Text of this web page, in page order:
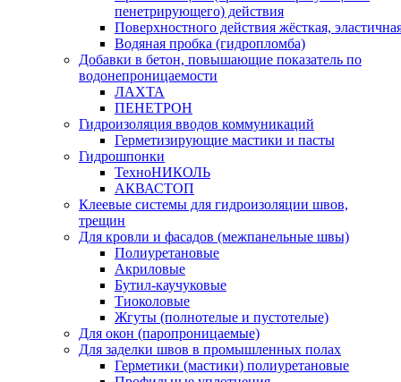
пенетрирующего) действия
Поверхностного действия жёсткая,
Водяная пробка (гидропломба)
Добавки в бетон, повышающие показатель по
водонепроницаемости
ЛАХТА
ПЕНЕТРОН
Гидроизоляция вводов коммуникаций
Герметизирующие мастики и пасты
Гидрошпонки
ТехноНИКОЛЬ
АКВАСТОП
Клеевые системы для гидроизоляции швов,
трещин
Для кровли и фасадов (межпанельные швы)
Полиуретановые
Акриловые
Бутил-каучуковые
Тиоколовые
Жгуты (полнотелые и пустотелые)
Для окон (паропроницаемые)
Для заделки швов в промышленных полах
Герметики (мастики) полиуретановые